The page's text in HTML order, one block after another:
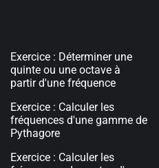
Exercice : Déterminer une
quinte ou une octave à
partir d'une fréquence
Exercice : Calculer les
fréquences d'une gamme de
Pythagore
Exercice : Calculer les